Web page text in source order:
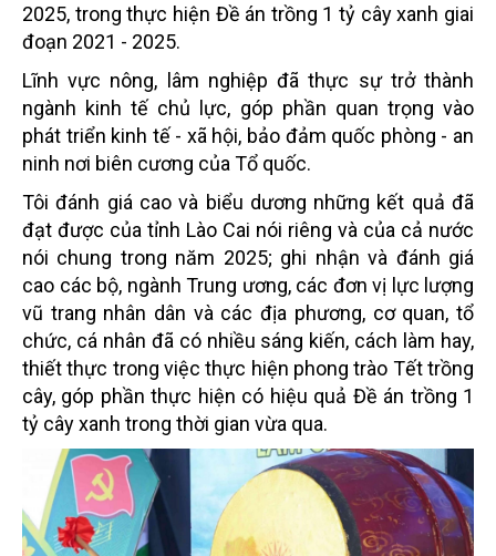
2025, trong thực hiện Đề án trồng 1 tỷ cây xanh giai
đoạn 2021 - 2025.
Lĩnh vực nông, lâm nghiệp đã thực sự trở thành
ngành kinh tế chủ lực, góp phần quan trọng vào
phát triển kinh tế - xã hội, bảo đảm quốc phòng - an
ninh nơi biên cương của Tổ quốc.
Tôi đánh giá cao và biểu dương những kết quả đã
đạt được của tỉnh Lào Cai nói riêng và của cả nước
nói chung trong năm 2025; ghi nhận và đánh giá
cao các bộ, ngành Trung ương, các đơn vị lực lượng
vũ trang nhân dân và các địa phương, cơ quan, tổ
chức, cá nhân đã có nhiều sáng kiến, cách làm hay,
thiết thực trong việc thực hiện phong trào Tết trồng
cây, góp phần thực hiện có hiệu quả Đề án trồng 1
tỷ cây xanh trong thời gian vừa qua.